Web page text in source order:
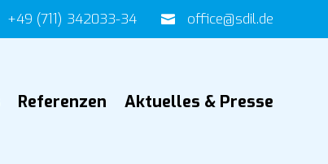
 office@sdil.de
+49 (711) 342033-34
Referenzen Aktuelles & Presse